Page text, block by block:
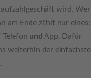
wird. Wer
am Ende zählt nur eines:
Telefon und App. Dafür
weiterhin der einfachste